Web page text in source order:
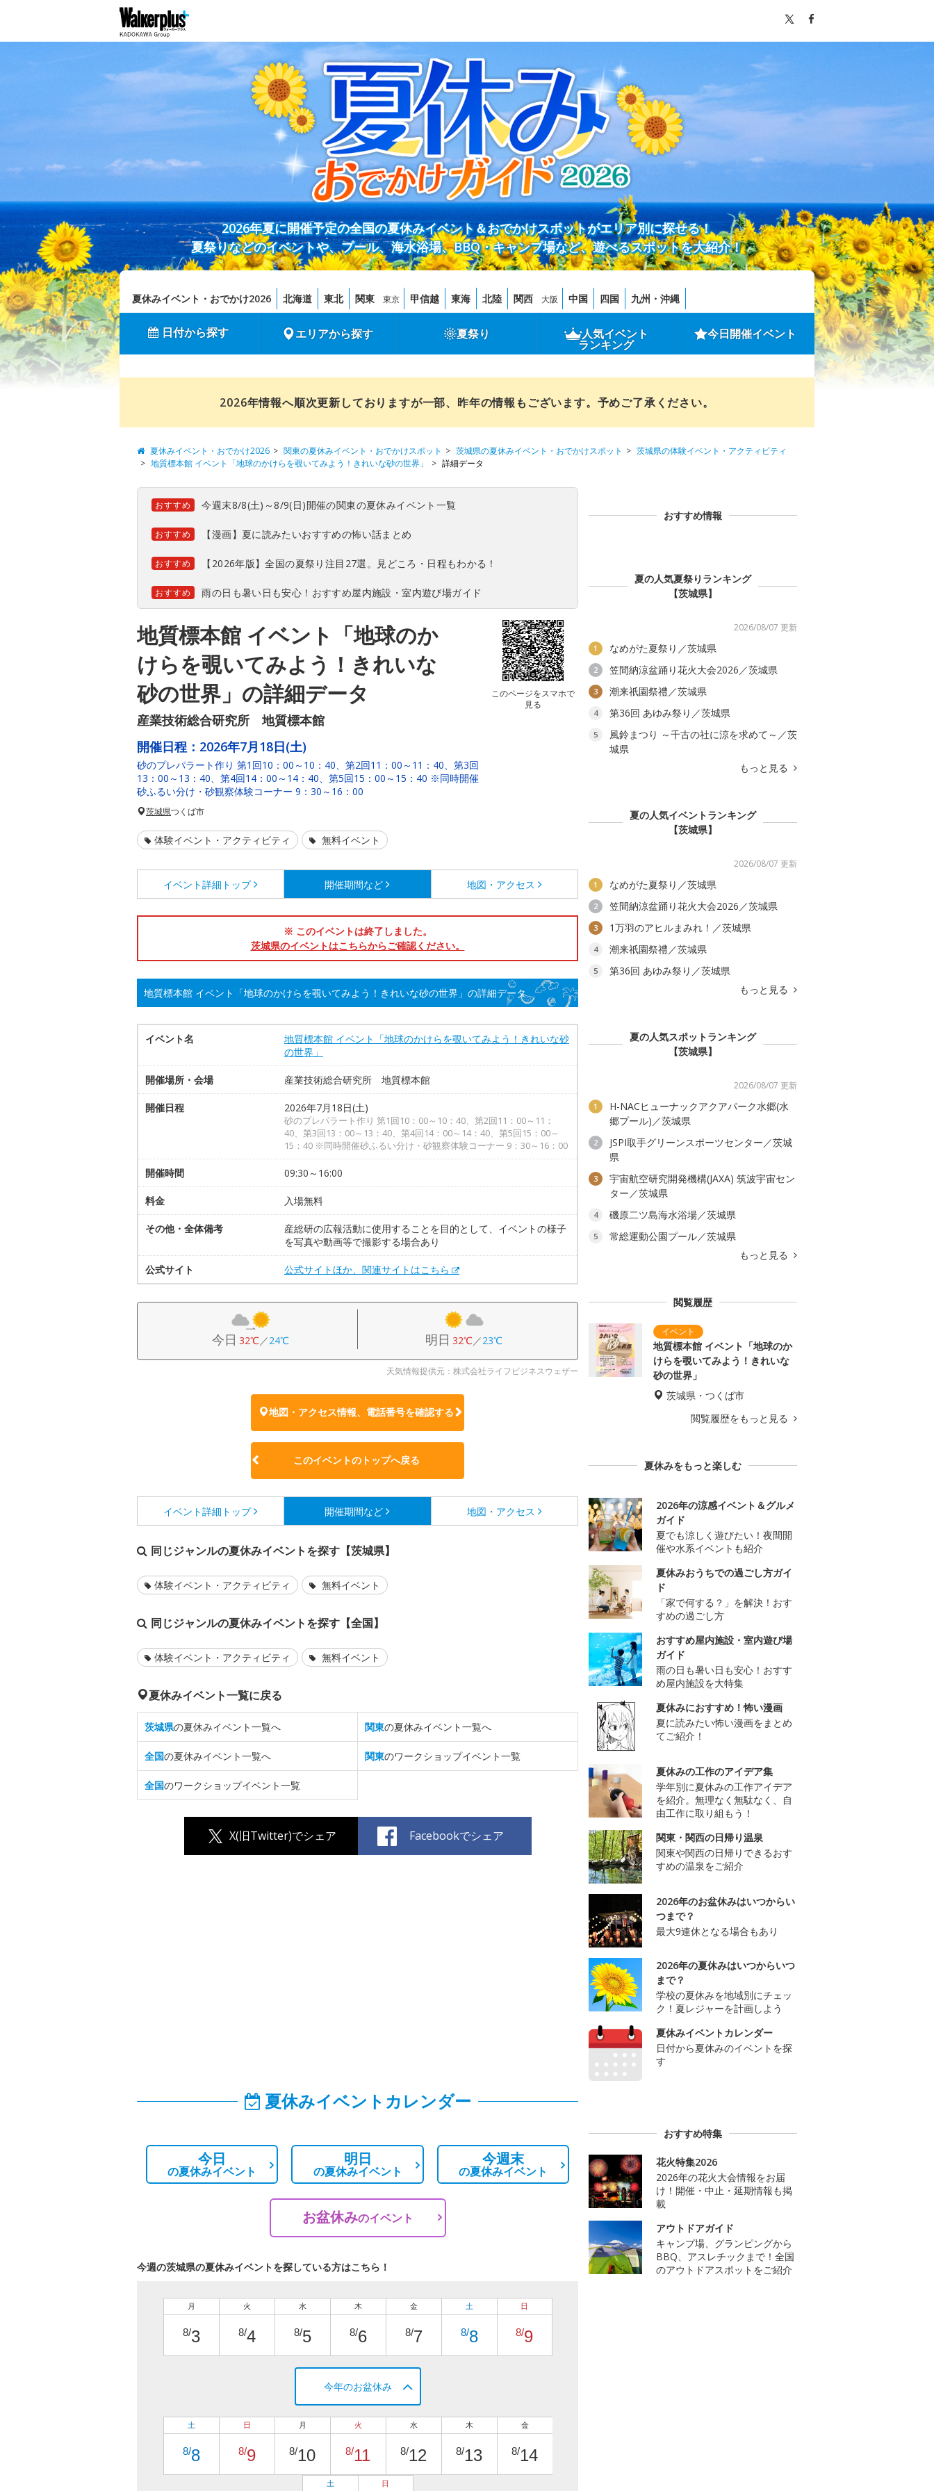
2026年夏に開催予定の全国の夏休みイベント＆おでかけスポットがエリア別に探せる！
夏祭りなどのイベントや、プール、海水浴場、BBQ・キャンプ場など、遊べるスポットを大紹介！
夏休みイベント・おでかけ2026 北海道 東北 関東 東京 甲信越 東海 北陸 関西 大阪 中国 四国 九州・沖縄
日付から探す エリアから探す 夏祭り 人気イベント
ランキング
今日開催イベント
2026年情報へ順次更新しておりますが一部、昨年の情報もございます。予めご了承ください。
夏休みイベント・おでかけ2026 関東の夏休みイベント・おでかけスポット 茨城県の夏休みイベント・おでかけスポット
茨城県の体験イベント・アクティビティ
地質標本館 イベント「地球のかけらを覗いてみよう！きれいな砂の世界」
詳細データ
おすすめ 今週末8/8(土)～8/9(日)開催の関東の夏休みイベント一覧
おすすめ 【漫画】夏に読みたいおすすめの怖い話まとめ
おすすめ 【2026年版】全国の夏祭り注目27選。見どころ・日程もわかる！
おすすめ 雨の日も暑い日も安心！おすすめ屋内施設・室内遊び場ガイド
地質標本館 イベント「地球のか
けらを覗いてみよう！きれいな
砂の世界」の詳細データ
産業技術総合研究所 地質標本館
このページをスマホで
見る
開催日程： 2026年7月18日(土)
砂のプレパラート作り 第1回10：00～10：40、第2回11：00～11：40、第3回
13：00～13：40、第4回14：00～14：40、第5回15：00～15：40 ※同時開催
砂ふるい分け・砂観察体験コーナー 9：30～16：00
茨城県つくば市
体験イベント・アクティビティ 無料イベント
イベント詳細 トップ 開催期間など 地図・アクセス
※ このイベントは終了しました。
茨城県のイベントはこちらからご確認ください。
地質標本館 イベント「地球のかけらを覗いてみよう！きれいな砂の世界」の詳細データ
イベント名
地質標本館 イベント「地球のかけらを覗いてみよう！きれいな砂
の世界」
開催場所・会場 産業技術総合研究所 地質標本館
開催日程 2026年7月18日(土)
砂のプレパラート作り 第1回10：00～10：40、第2回11：00～11：
40、第3回13：00～13：40、第4回14：00～14：40、第5回15：00～
15：40 ※同時開催砂ふるい分け・砂観察体験コーナー 9：30～16：00
開催時間 09:30～16:00
料金 入場無料
その他・全体備考
産総研の広報活動に使用することを目的として、イベントの様子
を写真や動画等で撮影する場合あり
公式サイト 公式サイトほか、関連サイトはこちら
今日 32℃／24℃ 明日 32℃／23℃
天気情報提供元：株式会社ライフビジネスウェザー
地図・アクセス情報、電話番号を確認する
このイベントのトップへ戻る
イベント詳細 トップ 開催期間など 地図・アクセス
同じジャンルの夏休みイベントを探す【茨城県】
体験イベント・アクティビティ 無料イベント
同じジャンルの夏休みイベントを探す【全国】
体験イベント・アクティビティ 無料イベント
夏休みイベント一覧に戻る
茨城県の夏休みイベント一覧へ 関東の夏休みイベント一覧へ
全国の夏休みイベント一覧へ 関東のワークショップイベント一覧
全国のワークショップイベント一覧
X(旧Twitter)でシェア Facebookでシェア
夏休みイベントカレンダー
今日
の夏休みイベント
明日
の夏休みイベント
今週末
の夏休みイベント
お盆休みのイベント
今週の茨城県の夏休みイベントを探している方はこちら！
月
8/3
火
8/4
水
8/5
木
8/6
金
8/7
土
8/8
日
8/9
今年のお盆休み
土
8/8
日
8/9
月
8/10
火
8/11
水
8/12
木
8/13
金
8/14
土 日
おすすめ情報
夏の人気夏祭りランキング
【茨城県】
2026/08/07 更新
1 なめがた夏祭り／茨城県
2 笠間納涼盆踊り花火大会2026／茨城県
3 潮来祇園祭禮／茨城県
4 第36回 あゆみ祭り／茨城県
5
風鈴まつり ～千古の社に涼を求めて～／茨
城県
もっと見る
夏の人気イベントランキング
【茨城県】
2026/08/07 更新
1 なめがた夏祭り／茨城県
2 笠間納涼盆踊り花火大会2026／茨城県
3 1万羽のアヒルまみれ！／茨城県
4 潮来祇園祭禮／茨城県
5
第36回 あゆみ祭り／茨城県
もっと見る
夏の人気スポットランキング
【茨城県】
2026/08/07 更新
1
H-NACヒューナックアクアパーク水郷(水
郷プール)／茨城県
2
JSPI取手グリーンスポーツセンター／茨城
県
3
宇宙航空研究開発機構(JAXA) 筑波宇宙セン
ター／茨城県
4 磯原二ツ島海水浴場／茨城県
5
常総運動公園プール／茨城県
もっと見る
閲覧履歴
地質標本館 イベント「地球のか
けらを覗いてみよう！きれいな
砂の世界」
茨城県・つくば市
閲覧履歴をもっと見る
夏休みをもっと楽しむ
2026年の涼感イベント＆グルメ
ガイド
夏でも涼しく遊びたい！夜間開
催や水系イベントも紹介
夏休みおうちでの過ごし方ガイ
ド
「家で何する？」を解決！おす
すめの過ごし方
おすすめ屋内施設・室内遊び場
ガイド
雨の日も暑い日も安心！おすす
め屋内施設を大特集
夏休みにおすすめ！怖い漫画
夏に読みたい怖い漫画をまとめ
てご紹介！
夏休みの工作のアイデア集
学年別に夏休みの工作アイデア
を紹介。無理なく無駄なく、自
由工作に取り組もう！
関東・関西の日帰り温泉
関東や関西の日帰りできるおす
すめの温泉をご紹介
2026年のお盆休みはいつからい
つまで？
最大9連休となる場合もあり
2026年の夏休みはいつからいつ
まで？
学校の夏休みを地域別にチェッ
ク！夏レジャーを計画しよう
夏休みイベントカレンダー
日付から夏休みのイベントを探
す
おすすめ特集
花火特集2026
2026年の花火大会情報をお届
け！開催・中止・延期情報も掲
載
アウトドアガイド
キャンプ場、グランピングから
BBQ、アスレチックまで！全国
のアウトドアスポットをご紹介